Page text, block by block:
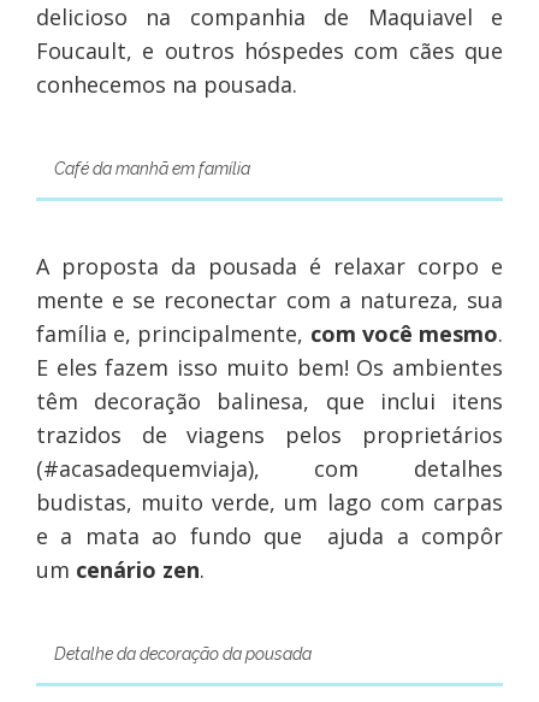
delicioso na companhia de Maquiavel e
Foucault, e outros hóspedes com cães que
conhecemos na pousada.
Café da manhã em família
A proposta da pousada é relaxar corpo e
mente e se reconectar com a natureza, sua
família e, principalmente, com você mesmo.
E eles fazem isso muito bem! Os ambientes
têm decoração balinesa, que inclui itens
trazidos de viagens pelos proprietários
(#acasadequemviaja), com detalhes
budistas, muito verde, um lago com carpas
e a mata ao fundo que ajuda a compôr
um cenário zen.
Detalhe da decoração da pousada